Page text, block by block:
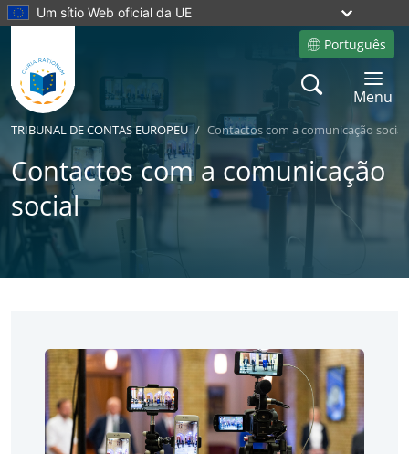
Um sítio Web oficial da UE
Português
Site language
Search
Toggle
Menu
TRIBUNAL DE CONTAS EUROPEU Contactos com a comunicação social
Contactos com a comunicação
social